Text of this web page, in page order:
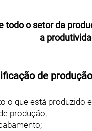
todo o setor da
a
de
o que está produzido
produção;